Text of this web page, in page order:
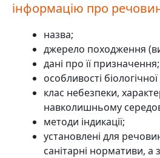
інформацію про
назва;
джерело походження
дані про її призначення;
особливості біологічної
клас небезпеки,
навколишньому
методи індикації;
установлені для
санітарні нормативи, а